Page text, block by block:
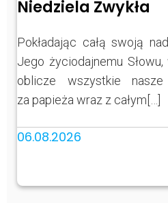
Niedziela Zwykła
Pokładając całą swoją
Jego życiodajnemu
oblicze wszystkie
za papieża wraz z całym[…]
06.08.2026